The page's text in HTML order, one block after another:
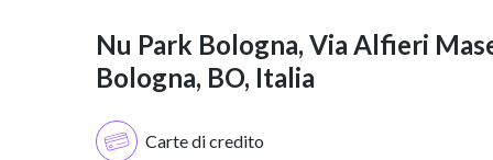
Nu Park Bologna, Via Alfieri
Bologna, BO, Italia
Carte di credito